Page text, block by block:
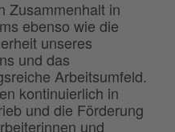
Zusammenhalt in
ebenso wie die
unseres
und das
Arbeitsumfeld.
kontinuierlich in
und die Förderung
und